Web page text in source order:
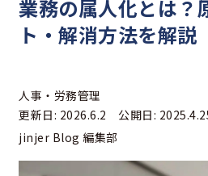
業務の属人化とは？
ト・解消方法を解説
人事・労務管理
更新日: 2026.6.2 公開日:
jinjer Blog 編集部